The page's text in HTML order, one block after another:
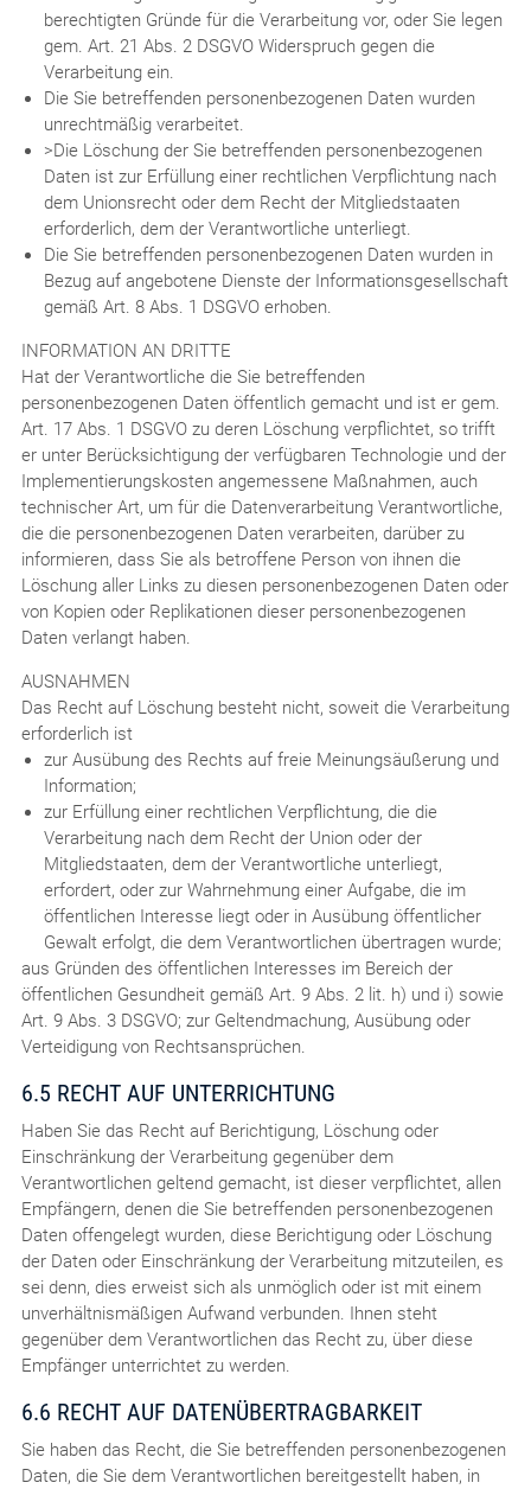
berechtigten Gründe für die Verarbeitung vor, oder Sie legen
gem. Art. 21 Abs. 2 DSGVO Widerspruch gegen die
Verarbeitung ein.
Die Sie betreffenden personenbezogenen Daten wurden
unrechtmäßig verarbeitet.
>Die Löschung der Sie betreffenden personenbezogenen
Daten ist zur Erfüllung einer rechtlichen Verpflichtung nach
dem Unionsrecht oder dem Recht der Mitgliedstaaten
erforderlich, dem der Verantwortliche unterliegt.
Die Sie betreffenden personenbezogenen Daten wurden in
Bezug auf angebotene Dienste der Informationsgesellschaft
gemäß Art. 8 Abs. 1 DSGVO erhoben.
INFORMATION AN DRITTE
Hat der Verantwortliche die Sie betreffenden
personenbezogenen Daten öffentlich gemacht und ist er gem.
Art. 17 Abs. 1 DSGVO zu deren Löschung verpflichtet, so trifft
er unter Berücksichtigung der verfügbaren Technologie und der
Implementierungskosten angemessene Maßnahmen, auch
technischer Art, um für die Datenverarbeitung Verantwortliche,
die die personenbezogenen Daten verarbeiten, darüber zu
informieren, dass Sie als betroffene Person von ihnen die
Löschung aller Links zu diesen personenbezogenen Daten oder
von Kopien oder Replikationen dieser personenbezogenen
Daten verlangt haben.
AUSNAHMEN
Das Recht auf Löschung besteht nicht, soweit die Verarbeitung
erforderlich ist
zur Ausübung des Rechts auf freie Meinungsäußerung und
Information;
zur Erfüllung einer rechtlichen Verpflichtung, die die
Verarbeitung nach dem Recht der Union oder der
Mitgliedstaaten, dem der Verantwortliche unterliegt,
erfordert, oder zur Wahrnehmung einer Aufgabe, die im
öffentlichen Interesse liegt oder in Ausübung öffentlicher
Gewalt erfolgt, die dem Verantwortlichen übertragen wurde;
aus Gründen des öffentlichen Interesses im Bereich der
öffentlichen Gesundheit gemäß Art. 9 Abs. 2 lit. h) und i) sowie
Art. 9 Abs. 3 DSGVO; zur Geltendmachung, Ausübung oder
Verteidigung von Rechtsansprüchen.
6.5 RECHT AUF UNTERRICHTUNG
Haben Sie das Recht auf Berichtigung, Löschung oder
Einschränkung der Verarbeitung gegenüber dem
Verantwortlichen geltend gemacht, ist dieser verpflichtet, allen
Empfängern, denen die Sie betreffenden personenbezogenen
Daten offengelegt wurden, diese Berichtigung oder Löschung
der Daten oder Einschränkung der Verarbeitung mitzuteilen, es
sei denn, dies erweist sich als unmöglich oder ist mit einem
unverhältnismäßigen Aufwand verbunden. Ihnen steht
gegenüber dem Verantwortlichen das Recht zu, über diese
Empfänger unterrichtet zu werden.
6.6 RECHT AUF DATENÜBERTRAGBARKEIT
Sie haben das Recht, die Sie betreffenden personenbezogenen
Daten, die Sie dem Verantwortlichen bereitgestellt haben, in